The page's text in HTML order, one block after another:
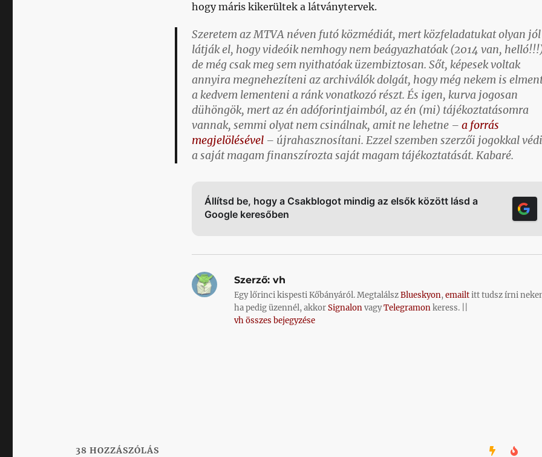
hogy máris kikerültek a látványtervek.
Szeretem az MTVA néven futó közmédiát, mert közfeladatukat olyan jól
látják el, hogy videóik nemhogy nem beágyazhatóak (2014 van,
de még csak meg sem nyithatóak üzembiztosan. Sőt, képesek voltak
annyira megnehezíteni az archiválók dolgát, hogy még nekem is
a kedvem lementeni a ránk vonatkozó részt. És igen, kurva jogosan
dühöngök, mert az én adóforintjaimból, az én (mi) tájékoztatásomra
vannak, semmi olyat nem csinálnak, amit ne lehetne – a forrás
megjelölésével– újrahasznosítani. Ezzel szemben szerzői jogokkal
a saját magam finanszírozta saját magam tájékoztatását. Kabaré.
Állítsd be, hogy a Csakblogot mindig az elsők között lásd a
Google keresőben
Szerző:vh
Egy lőrinci kispesti Kőbányáról. MegtalálszBlueskyon,emailtitt tudsz írni
ha pedig üzennél, akkorSignalonvagyTelegramonkeress. ||
vh összes bejegyzése
38 HOZZÁSZÓLÁS